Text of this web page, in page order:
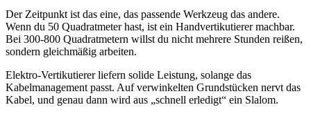
Der Zeitpunkt ist das eine, das passende Werkzeug das andere.
Wenn du 50 Quadratmeter hast, ist ein Handvertikutierer machbar.
Bei 300-800 Quadratmetern willst du nicht mehrere Stunden reißen,
sondern gleichmäßig arbeiten.
Elektro-Vertikutierer liefern solide Leistung, solange das
Kabelmanagement passt. Auf verwinkelten Grundstücken nervt das
Kabel, und genau dann wird aus „schnell erledigt“ ein Slalom.